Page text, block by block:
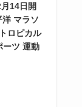
14日開
マラソ
ロピカル
ーツ 運動